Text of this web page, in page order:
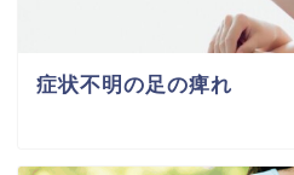
症状不明の足の痺れ